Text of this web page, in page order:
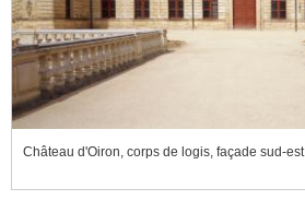
Château d'Oiron, corps de logis, façade sud-est